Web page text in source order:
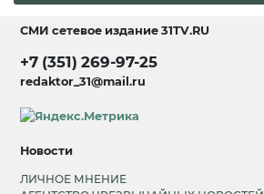
СМИ сетевое издание31TV.RU
+7 (351) 269-97-25
redaktor_31@mail.ru
Новости
ЛИЧНОЕ МНЕНИЕ